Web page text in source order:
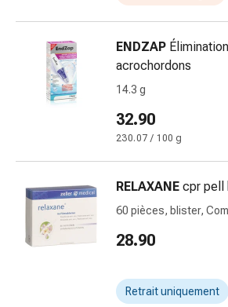
Tampons
médicaux
yeux
Troubles
l'oreille
Soins
oreilles
Gouttes
ENDZAP
acrochordons
14.3 g
32.90
230.07 / 100 g
RELAXANE cpr pell
60 pièces, blister,
28.90
Retrait uniquement